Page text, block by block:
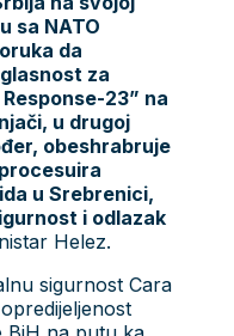
sa NATO
da
za
23” na
u drugoj
obeshrabruje
u Srebrenici,
i odlazak
Helez.
sigurnost Cara